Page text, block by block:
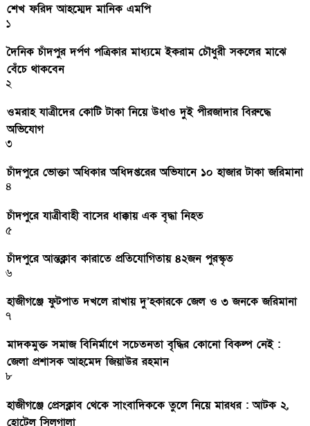
শেখ ফরিদ আহম্মেদ মানিক এমপি
১
দৈনিক চাঁদপুর দর্পণ পত্রিকার মাধ্যমে ইকরাম চৌধুরী সকলের মাঝে
বেঁচে থাকবেন
২
ওমরাহ যাত্রীদের কোটি টাকা নিয়ে উধাও দুই পীরজাদার বিরুদ্ধে
অভিযোগ
৩
চাঁদপুরে ভোক্তা অধিকার অধিদপ্তরের অভিযানে ১০ হাজার টাকা জরিমানা
৪
চাঁদপুরে যাত্রীবাহী বাসের ধাক্কায় এক বৃদ্ধা নিহত
৫
চাঁদপুরে আন্তক্লাব কারাতে প্রতিযোগিতায় ৪২জন পুরস্কৃত
৬
হাজীগঞ্জে ফুটপাত দখলে রাখায় দু’হকারকে জেল ও ৩ জনকে জরিমানা
৭
মাদকমুক্ত সমাজ বিনির্মাণে সচেতনতা বৃদ্ধির কোনো বিকল্প নেই :
জেলা প্রশাসক আহমেদ জিয়াউর রহমান
৮
হাজীগঞ্জে প্রেসক্লাব থেকে সাংবাদিককে তুলে নিয়ে মারধর : আটক ২,
হোটেল সিলগালা